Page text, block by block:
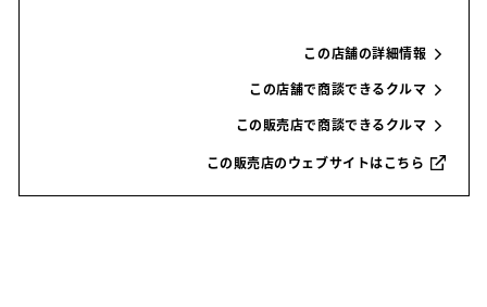
この店舗の詳細情報
この店舗で商談できるクルマ
この販売店で商談できるクルマ
この販売店のウェブサイトはこちら